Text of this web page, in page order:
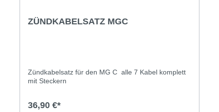
ZÜNDKABELSATZ MGC
Zündkabelsatz für den MG C alle 7 Kabel komplett
mit Steckern
36,90 €*